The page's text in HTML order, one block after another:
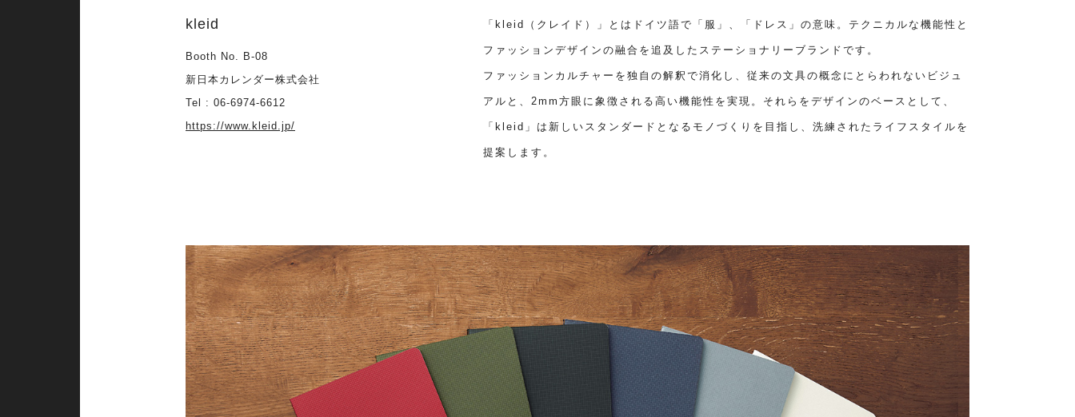
kleid
Booth No. B-08
新日本カレンダー株式会社
Tel : 06-6974-6612
https://www.kleid.jp/
「kleid（クレイド）」とはドイツ語で「服」、「ドレス」の意味。テクニカルな機能性と
ファッションデザインの融合を追及したステーショナリーブランドです。
ファッションカルチャーを独自の解釈で消化し、従来の文具の概念にとらわれないビジュ
アルと、2mm方眼に象徴される高い機能性を実現。それらをデザインのベースとして、
「kleid」は新しいスタンダードとなるモノづくりを目指し、洗練されたライフスタイルを
提案します。